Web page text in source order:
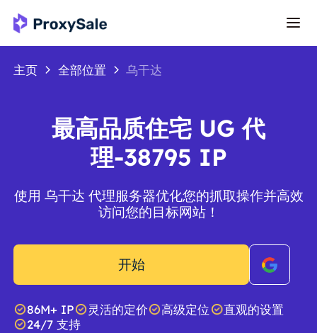
主页 全部位置 乌干达
最高品质住宅 UG 代
理-38795 IP
使用 乌干达 代理服务器优化您的抓取操作并高效
访问您的目标网站！
开始
86M+ IP 灵活的定价 高级定位
直观的设置
24/7 支持